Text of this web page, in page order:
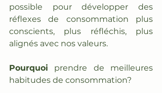
possible pour développer des
réflexes de consommation plus
conscients, plus réfléchis, plus
alignés avec nos valeurs.
Pourquoi prendre de meilleures
habitudes de consommation?